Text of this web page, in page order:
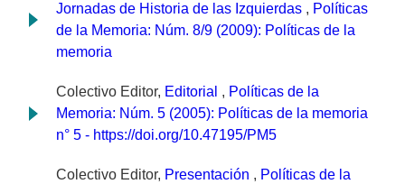
Jornadas de Historia de las Izquierdas , Políticas
de la Memoria: Núm. 8/9 (2009): Políticas de la
memoria
Colectivo Editor, Editorial , Políticas de la
Memoria: Núm. 5 (2005): Políticas de la memoria
n° 5 - https://doi.org/10.47195/PM5
Colectivo Editor, Presentación , Políticas de la